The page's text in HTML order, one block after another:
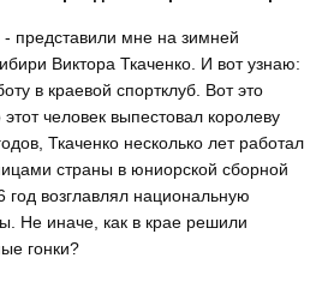
представили мне на зимней
Виктора Ткаченко. И вот узнаю:
в краевой спортклуб. Вот это
человек выпестовал королеву
Ткаченко несколько лет работал
страны в юниорской сборной
год возглавлял национальную
Не иначе, как в крае решили
гонки?